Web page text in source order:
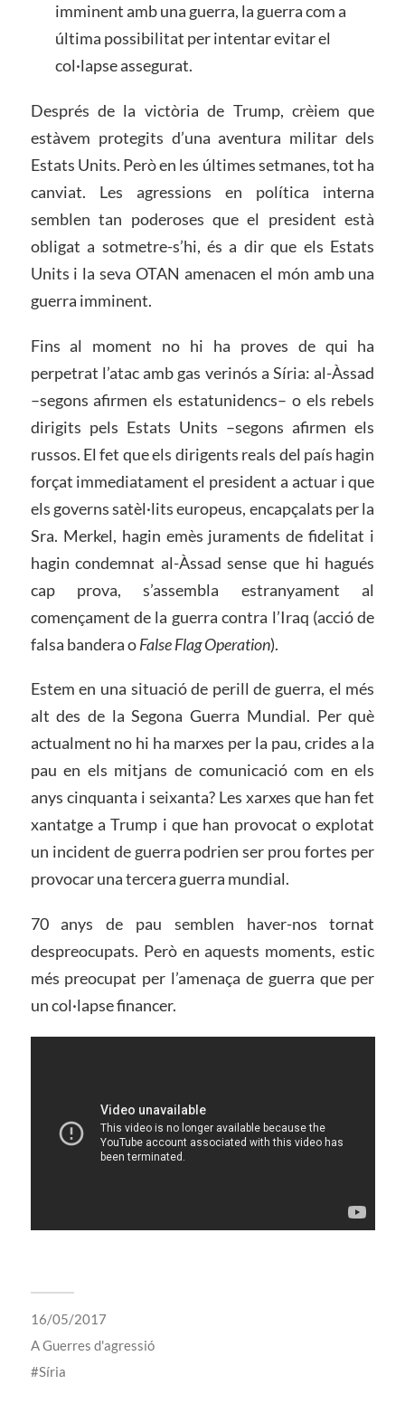
imminent amb una guerra, la guerra com a
última possibilitat per intentar evitar el
col·lapse assegurat.
Després de la victòria de Trump, crèiem que
estàvem protegits d’una aventura militar dels
Estats Units. Però en les últimes setmanes, tot ha
canviat. Les agressions en política interna
semblen tan poderoses que el president està
obligat a sotmetre-s’hi, és a dir que els Estats
Units i la seva OTAN amenacen el món amb una
guerra imminent.
Fins al moment no hi ha proves de qui ha
perpetrat l’atac amb gas verinós a Síria: al-Àssad
–segons afirmen els estatunidencs– o els rebels
dirigits pels Estats Units –segons afirmen els
russos. El fet que els dirigents reals del país hagin
forçat immediatament el president a actuar i que
els governs satèl·lits europeus, encapçalats per la
Sra. Merkel, hagin emès juraments de fidelitat i
hagin condemnat al-Àssad sense que hi hagués
cap prova, s’assembla estranyament al
començament de la guerra contra l’Iraq (acció de
falsa bandera oFalse Flag Operation).
Estem en una situació de perill de guerra, el més
alt des de la Segona Guerra Mundial. Per què
actualment no hi ha marxes per la pau, crides a la
pau en els mitjans de comunicació com en els
anys cinquanta i seixanta? Les xarxes que han fet
xantatge a Trump i que han provocat o explotat
un incident de guerra podrien ser prou fortes per
provocar una tercera guerra mundial.
70 anys de pau semblen haver-nos tornat
despreocupats. Però en aquests moments, estic
més preocupat per l’amenaça de guerra que per
un col·lapse financer.
16/05/2017
AGuerres d'agressió
Síria